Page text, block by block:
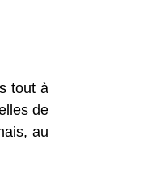
tout à
de
au